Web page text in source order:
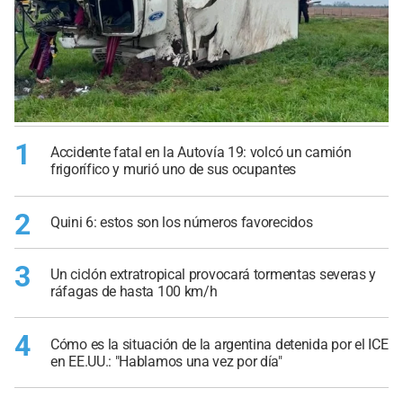
1
Accidente fatal en la Autovía 19: volcó un camión
frigorífico y murió uno de sus ocupantes
2 Quini 6: estos son los números favorecidos
3
Un ciclón extratropical provocará tormentas severas y
ráfagas de hasta 100 km/h
4
Cómo es la situación de la argentina detenida por el ICE
en EE.UU.: "Hablamos una vez por día"